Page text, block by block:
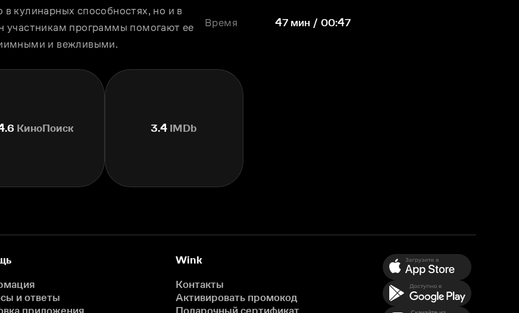
кулинарных способностях, но и в
участникам программы помогают ее
и вежливыми.
Время 47 мин / 00:47
КиноПоиск 3.4 IMDb
и ответы
приложения
Wink
Контакты
Активировать промокод
Подарочный сертификат